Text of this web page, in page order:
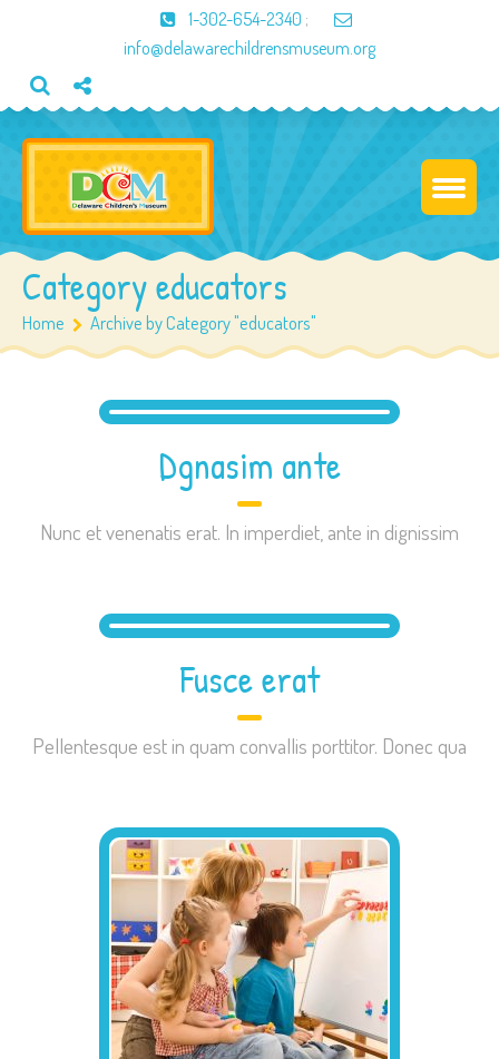
1-302-654-2340 ;
info@delawarechildrensmuseum.org
Category educators
Home Archive by Category "educators"
Dgnasim ante
Nunc et venenatis erat. In imperdiet, ante in dignissim
Fusce erat
Pellentesque est in quam convallis porttitor. Donec qua